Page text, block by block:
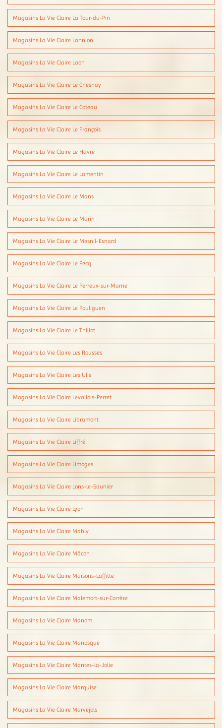
Magasins La Vie Claire La Tour-du-Pin
Magasins La Vie Claire Lannion
Magasins La Vie Claire Laon
Magasins La Vie Claire Le Chesnay
Magasins La Vie Claire Le Coteau
Magasins La Vie Claire Le François
Magasins La Vie Claire Le Havre
Magasins La Vie Claire Le Lamentin
Magasins La Vie Claire Le Mans
Magasins La Vie Claire Le Marin
Magasins La Vie Claire Le Mesnil-Esnard
Magasins La Vie Claire Le Pecq
Magasins La Vie Claire Le Perreux-sur-Marne
Magasins La Vie Claire Le Pouliguen
Magasins La Vie Claire Le Thillot
Magasins La Vie Claire Les Rousses
Magasins La Vie Claire Les Ulis
Magasins La Vie Claire Levallois-Perret
Magasins La Vie Claire Libramont
Magasins La Vie Claire Liffré
Magasins La Vie Claire Limoges
Magasins La Vie Claire Lons-le-Saunier
Magasins La Vie Claire Lyon
Magasins La Vie Claire Mably
Magasins La Vie Claire Mâcon
Magasins La Vie Claire Maisons-Laffitte
Magasins La Vie Claire Malemort-sur-Corrèze
Magasins La Vie Claire Manom
Magasins La Vie Claire Manosque
Magasins La Vie Claire Mantes-la-Jolie
Magasins La Vie Claire Marquise
Magasins La Vie Claire Marvejols